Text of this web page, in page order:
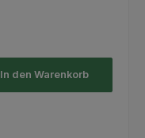
In den Warenkorb